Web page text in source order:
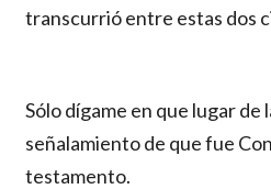
transcurrió entre estas dos
Sólo dígame en que lugar
señalamiento de que fue
testamento.